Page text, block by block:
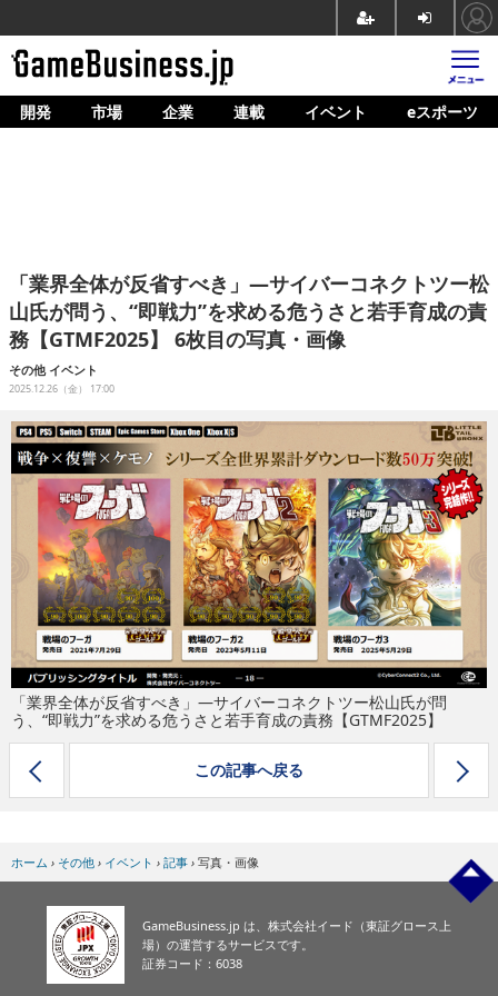
ホーム
企業動向
人材育成
産業政策
連載
イベント/セミナー
eスポーツ
開発 市場 企業 連載 イベント eスポーツ
「業界全体が反省すべき」―サイバーコネクトツー松
山氏が問う、“即戦力”を求める危うさと若手育成の責
務【GTMF2025】 6枚目の写真・画像
その他 イベント
2025.12.26（金） 17:00
「業界全体が反省すべき」―サイバーコネクトツー松山氏が問
う、“即戦力”を求める危うさと若手育成の責務【GTMF2025】
この記事へ戻る
ホーム › その他 › イベント › 記事 › 写真・画像
GameBusiness.jp は、株式会社イード（東証グロース上
場）の運営するサービスです。
証券コード：6038